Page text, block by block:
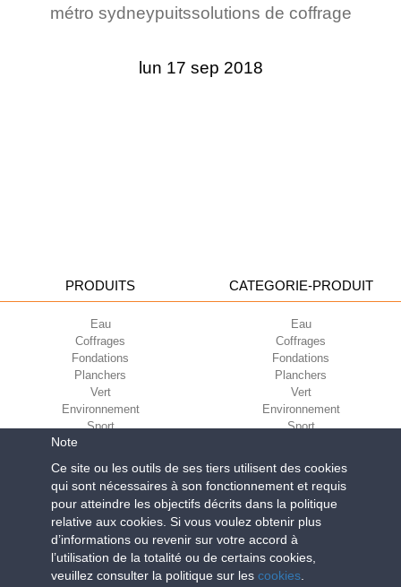
métro sydneypuitssolutions de coffrage
lun 17 sep 2018
PRODUITS
Eau
Coffrages
Fondations
Planchers
Vert
Environnement
Sport
CATEGORIE-PRODUIT
Eau
Coffrages
Fondations
Planchers
Vert
Environnement
Sport
CORPORATE
Conditions d’utilisation
Conditions de vente
À propos de nous
Newsletter
Green Building Council
Note
Ce site ou les outils de ses tiers utilisent des cookies
qui sont nécessaires à son fonctionnement et requis
pour atteindre les objectifs décrits dans la politique
relative aux cookies. Si vous voulez obtenir plus
d’informations ou revenir sur votre accord à
l’utilisation de la totalité ou de certains cookies,
veuillez consulter la politique sur les cookies